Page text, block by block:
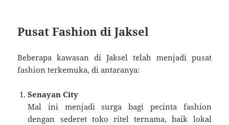
Pusat Fashion di Jaksel
Beberapa kawasan di Jaksel telah menjadi pusat
fashion terkemuka, di antaranya:
Senayan City
Mal ini menjadi surga bagi pecinta fashion
dengan sederet toko ritel ternama, baik lokal